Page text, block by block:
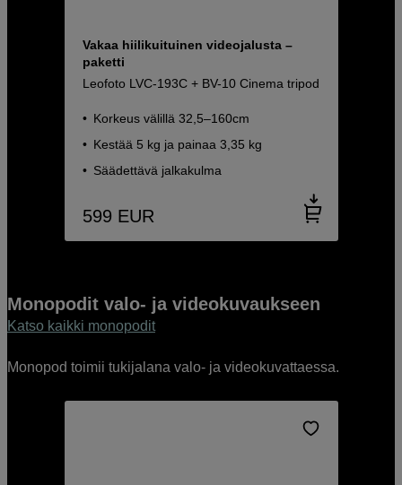
Vakaa hiilikuituinen videojalusta –
paketti
Leofoto LVC-193C + BV-10 Cinema tripod
Korkeus välillä 32,5–160cm
Kestää 5 kg ja painaa 3,35 kg
Säädettävä jalkakulma
599 EUR
Monopodit valo- ja videokuvaukseen
Katso kaikki monopodit
Monopod toimii tukijalana valo- ja videokuvattaessa.